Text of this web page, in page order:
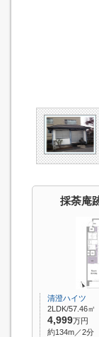
採荼庵
清澄ハイツ
2LDK/57.46㎡
4,999万円
約134m／2分